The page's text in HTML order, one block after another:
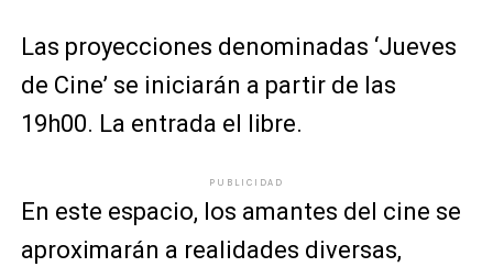
Las proyecciones denominadas ‘Jueves
de Cine’ se iniciarán a partir de las
19h00. La entrada el libre.
PUBLICIDAD
En este espacio, los amantes del cine se
aproximarán a realidades diversas,